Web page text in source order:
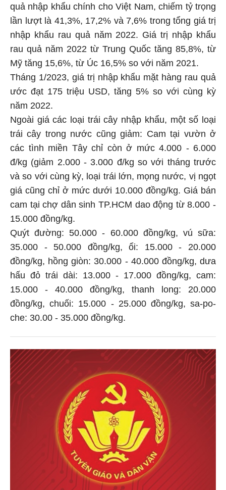
quả nhập khẩu chính cho Việt Nam, chiếm tỷ trọng
lần lượt là 41,3%, 17,2% và 7,6% trong tổng giá trị
nhập khẩu rau quả năm 2022. Giá trị nhập khẩu
rau quả năm 2022 từ Trung Quốc tăng 85,8%, từ
Mỹ tăng 15,6%, từ Úc 16,5% so với năm 2021.
Tháng 1/2023, giá trị nhập khẩu mặt hàng rau quả
ước đạt 175 triệu USD, tăng 5% so với cùng kỳ
năm 2022.
Ngoài giá các loại trái cây nhập khẩu, một số loại
trái cây trong nước cũng giảm: Cam tại vườn ở
các tình miền Tây chỉ còn ở mức 4.000 - 6.000
đ/kg (giảm 2.000 - 3.000 đ/kg so với tháng trước
và so với cùng kỳ, loại trái lớn, mọng nước, vị ngọt
giá cũng chỉ ở mức dưới 10.000 đồng/kg. Giá bán
cam tại chợ dân sinh TP.HCM dao động từ 8.000 -
15.000 đồng/kg.
Quýt đường: 50.000 - 60.000 đồng/kg, vú sữa:
35.000 - 50.000 đồng/kg, ổi: 15.000 - 20.000
đồng/kg, hồng giòn: 30.000 - 40.000 đồng/kg, dưa
hấu đỏ trái dài: 13.000 - 17.000 đồng/kg, cam:
15.000 - 40.000 đồng/kg, thanh long: 20.000
đồng/kg, chuối: 15.000 - 25.000 đồng/kg, sa-po-
che: 30.00 - 35.000 đồng/kg.